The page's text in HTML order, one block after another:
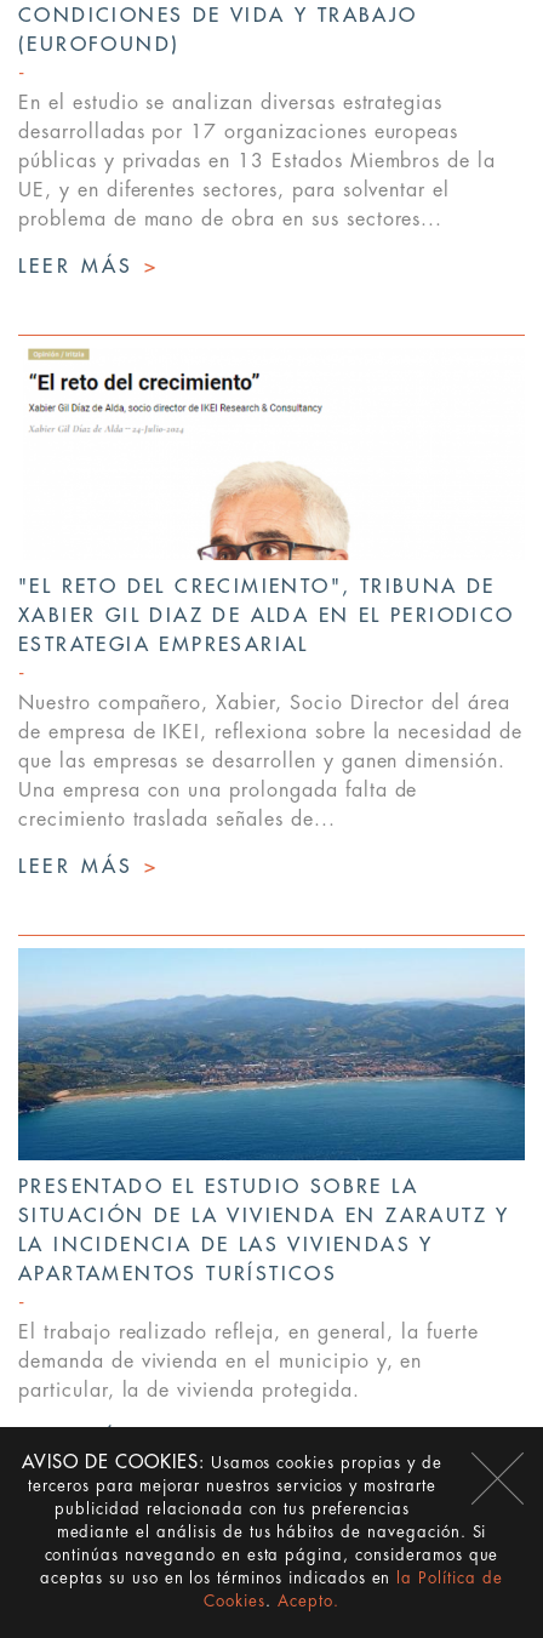
AVISO DE COOKIES:
Usamos cookies propias y de
terceros para mejorar nuestros servicios y mostrarte
publicidad relacionada con tus preferencias
mediante el análisis de tus hábitos de navegación. Si
continúas navegando en esta página, consideramos que
aceptas su uso en los términos indicados en
la Política de
Cookies. Acepto.
CONDICIONES DE VIDA Y TRABAJO
(EUROFOUND)
En el estudio se analizan diversas estrategias
desarrolladas por 17 organizaciones europeas
públicas y privadas en 13 Estados Miembros de la
UE, y en diferentes sectores, para solventar el
problema de mano de obra en sus sectores...
LEER MÁS >
"EL RETO DEL CRECIMIENTO", TRIBUNA DE
XABIER GIL DIAZ DE ALDA EN EL PERIODICO
ESTRATEGIA EMPRESARIAL
Nuestro compañero, Xabier, Socio Director del área
de empresa de IKEI, reflexiona sobre la necesidad de
que las empresas se desarrollen y ganen dimensión.
Una empresa con una prolongada falta de
crecimiento traslada señales de...
LEER MÁS >
PRESENTADO EL ESTUDIO SOBRE LA
SITUACIÓN DE LA VIVIENDA EN ZARAUTZ Y
LA INCIDENCIA DE LAS VIVIENDAS Y
APARTAMENTOS TURÍSTICOS
El trabajo realizado refleja, en general, la fuerte
demanda de vivienda en el municipio y, en
particular, la de vivienda protegida.